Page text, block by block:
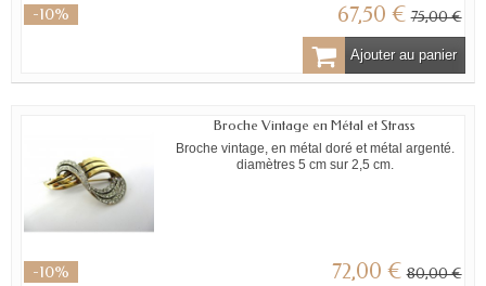
-10% 67,50 € 75,00 €
Ajouter au panier
Broche Vintage en Métal et Strass
Broche vintage, en métal doré et métal argenté.
diamètres 5 cm sur 2,5 cm.
-10% 72,00 € 80,00 €